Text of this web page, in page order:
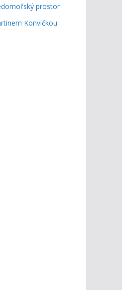
prostor
Konvičkou